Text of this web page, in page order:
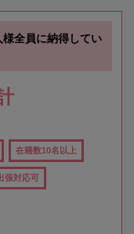
様全員に納得してい
在籍数10名以上
張対応可